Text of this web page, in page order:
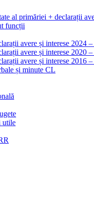
al primăriei + declarații
funcții
avere și interese 2024
avere și interese 2020
avere și interese 2016
și minute CL
utile